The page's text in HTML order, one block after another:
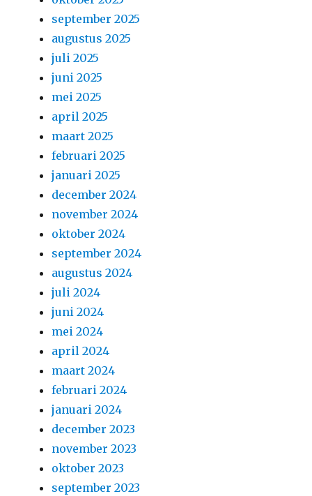
september 2025
augustus 2025
juli 2025
juni 2025
mei 2025
april 2025
maart 2025
februari 2025
januari 2025
december 2024
november 2024
oktober 2024
september 2024
augustus 2024
juli 2024
juni 2024
mei 2024
april 2024
maart 2024
februari 2024
januari 2024
december 2023
november 2023
oktober 2023
september 2023